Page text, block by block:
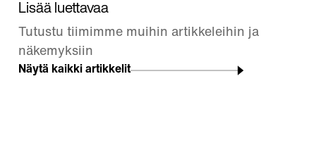
Lisää luettavaa
Tutustu tiimimme muihin artikkeleihin ja
näkemyksiin
Näytä kaikki artikkelit